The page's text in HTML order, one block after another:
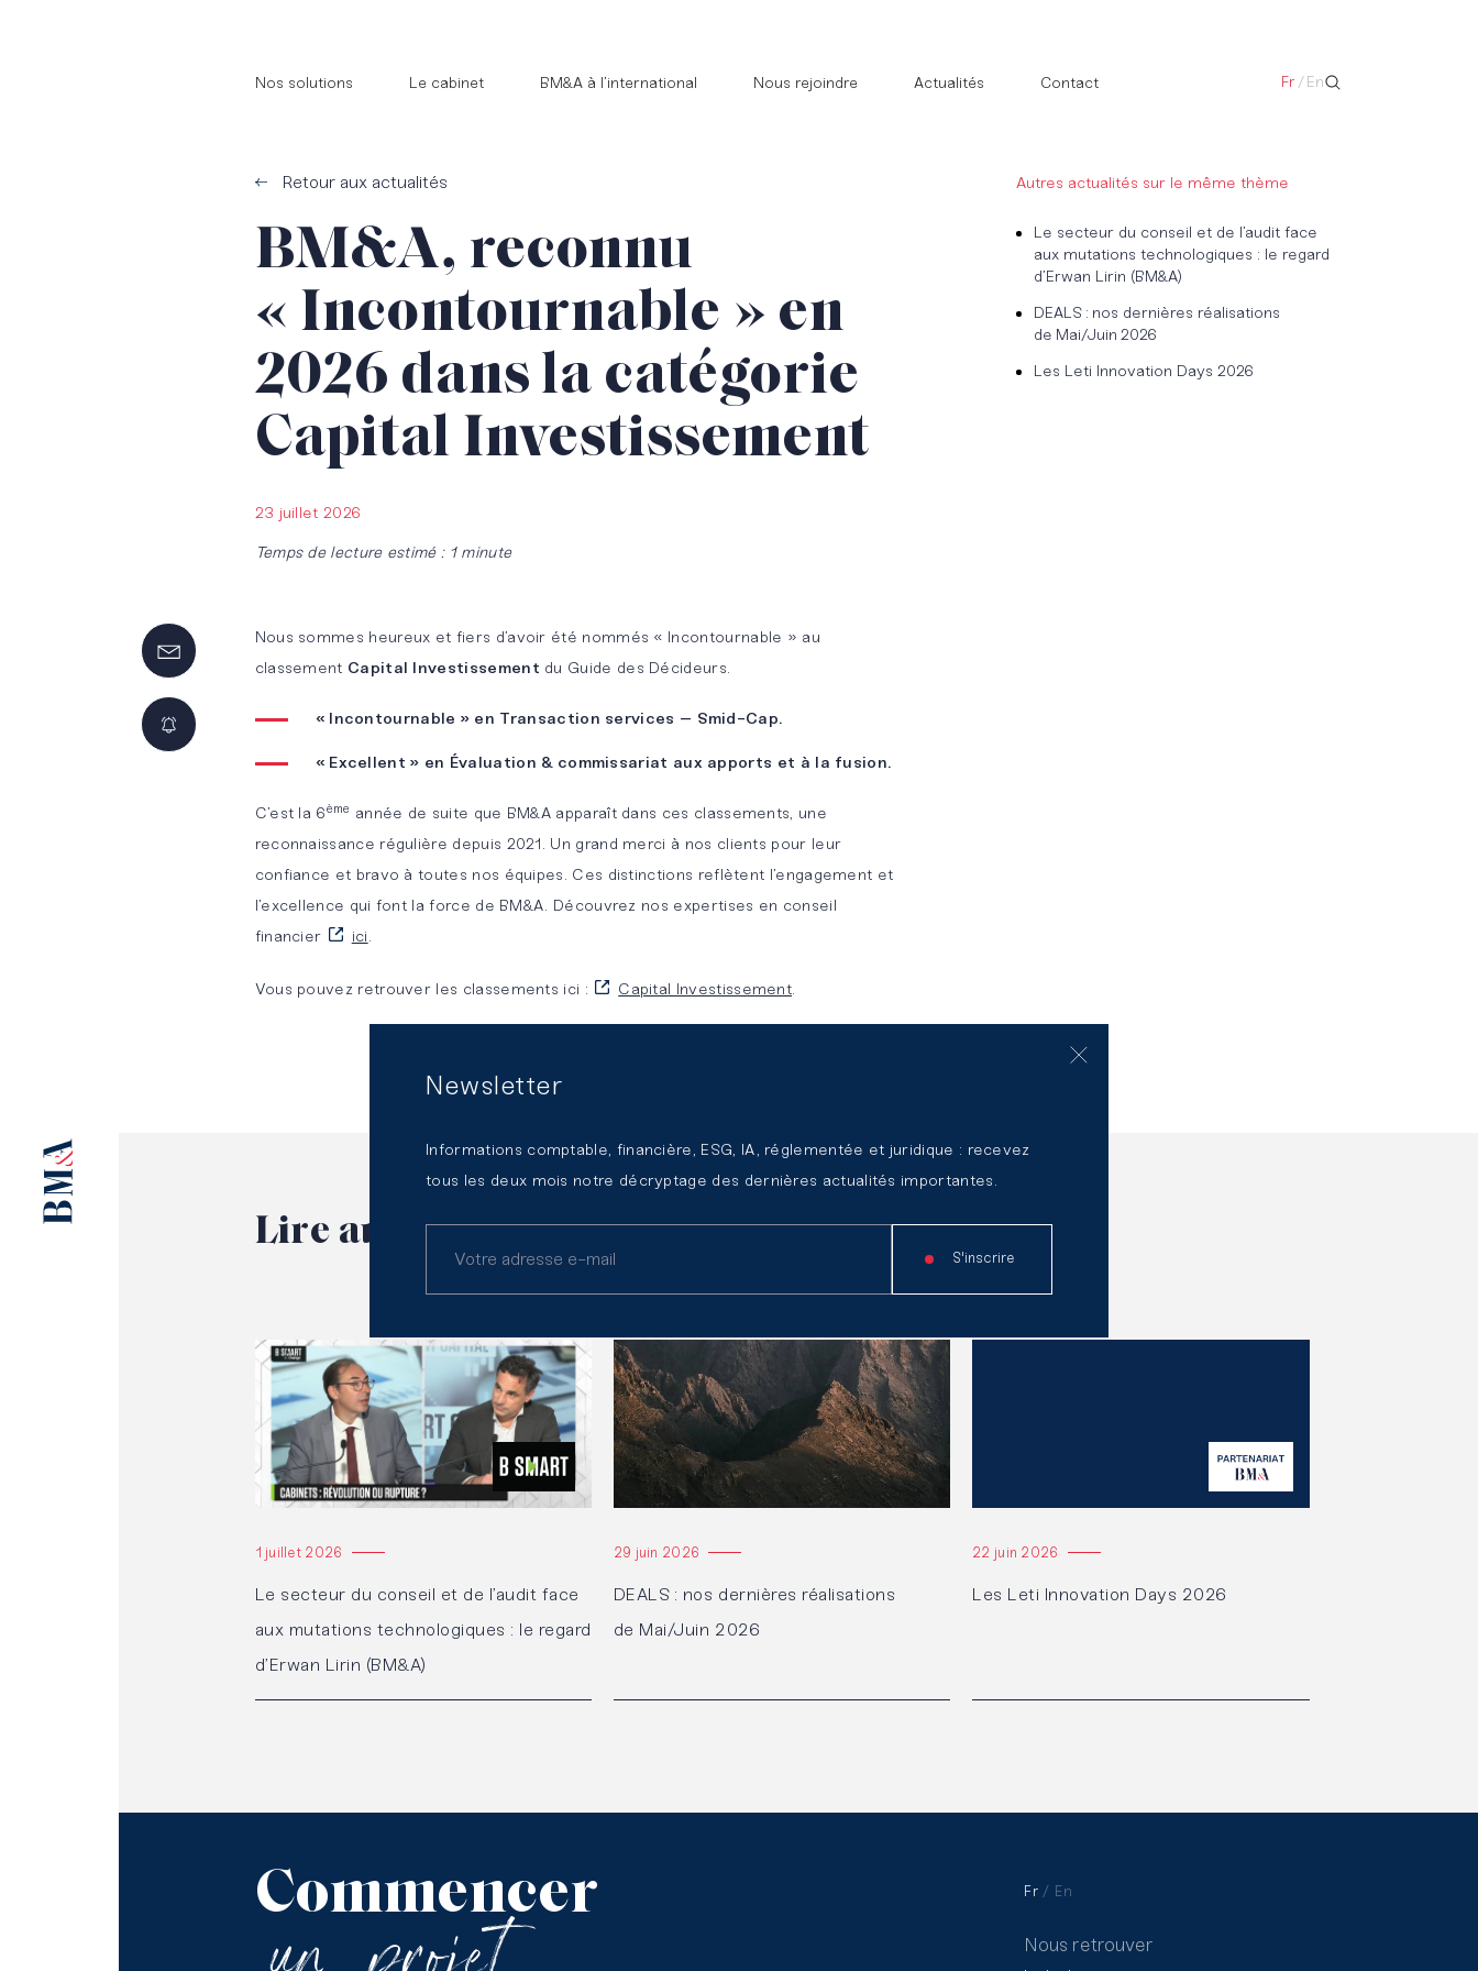
Nos solutions Le cabinet BM&A à l’international Nous rejoindre Actualités Contact Fr / En
contractuel
Conseil et
support
opérationnels
SOLUTIONS
durable
Assurance
Up &
Scale-
Notre
BM&A
Team
spontanée
Pourquoi
rejoindre
BM&A ?
Retour aux actualités
BM&A, reconnu
« Incontournable » en
2026 dans la catégorie
Capital Investissement
23 juillet 2026
Temps de lecture estimé : 1 minute
Nous sommes heureux et fiers d’avoir été nommés « Incontournable » au
classement Capital Investissement du Guide des Décideurs.
« Incontournable » en Transaction services – Smid-Cap.
« Excellent » en Évaluation & commissariat aux apports et à la fusion.
C’est la 6ème année de suite que BM&A apparaît dans ces classements, une
reconnaissance régulière depuis 2021. Un grand merci à nos clients pour leur
confiance et bravo à toutes nos équipes. Ces distinctions reflètent l’engagement et
l’excellence qui font la force de BM&A. Découvrez nos expertises en conseil
financier
ici.
Vous pouvez retrouver les classements ici : Capital Investissement.
Autres actualités sur le même thème
Le secteur du conseil et de l’audit face
aux mutations technologiques : le regard
d’Erwan Lirin (BM&A)
DEALS : nos dernières réalisations
de Mai/Juin 2026
Les Leti Innovation Days 2026
Lire aussi
1 juillet 2026
Le secteur du conseil et de l’audit face
aux mutations technologiques : le regard
d’Erwan Lirin (BM&A)
Lire l'article
29 juin 2026
DEALS : nos dernières réalisations
de Mai/Juin 2026
Lire l'article
22 juin 2026
Les Leti Innovation Days 2026
Newsletter
Informations comptable, financière, ESG, IA, réglementée et juridique : recevez
tous les deux mois notre décryptage des dernières actualités importantes.
S'inscrire
Commencer Fr En
Nous retrouver